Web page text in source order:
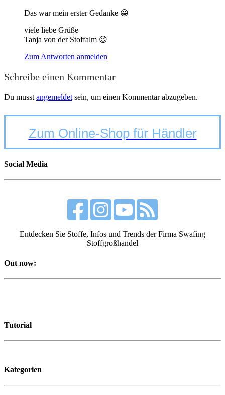
Das war mein erster Gedanke 😀
viele liebe Grüße
Tanja von der Stoffalm 😉
Zum Antworten anmelden
Schreibe einen Kommentar
Du musst angemeldet sein, um einen Kommentar abzugeben.
Zum Online-Shop für Händler
Social Media
Entdecken Sie Stoffe, Infos und Trends der Firma Swafing
Stoffgroßhandel
Out now:
Tutorial
Kategorien